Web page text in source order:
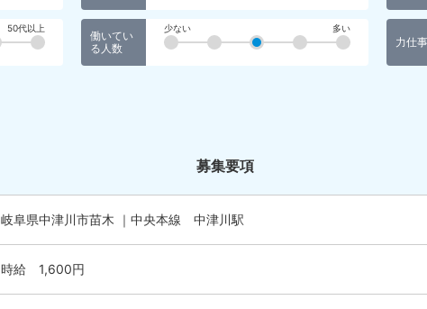
50代以上
働いてい
る人数
少ない 多い
力仕
募集要項
岐阜県中津川市苗木 ｜中央本線 中津川駅
時給 1,600円